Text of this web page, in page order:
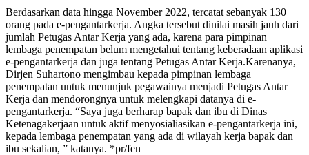
Berdasarkan data hingga November 2022, tercatat sebanyak 130
orang pada e-pengantarkerja. Angka tersebut dinilai masih jauh dari
jumlah Petugas Antar Kerja yang ada, karena para pimpinan
lembaga penempatan belum mengetahui tentang keberadaan aplikasi
e-pengantarkerja dan juga tentang Petugas Antar Kerja.Karenanya,
Dirjen Suhartono mengimbau kepada pimpinan lembaga
penempatan untuk menunjuk pegawainya menjadi Petugas Antar
Kerja dan mendorongnya untuk melengkapi datanya di e-
pengantarkerja. “Saya juga berharap bapak dan ibu di Dinas
Ketenagakerjaan untuk aktif menyosialiasikan e-pengantarkerja ini,
kepada lembaga penempatan yang ada di wilayah kerja bapak dan
ibu sekalian, ” katanya. *pr/fen